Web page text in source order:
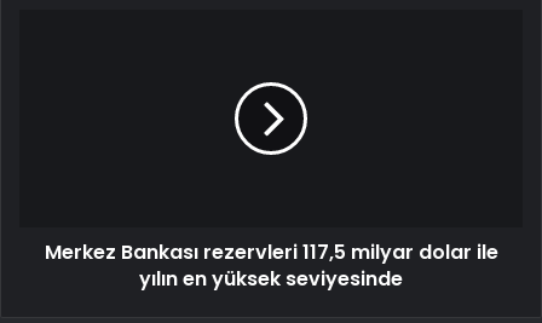
Merkez Bankası rezervleri 117,5 milyar dolar ile
yılın en yüksek seviyesinde